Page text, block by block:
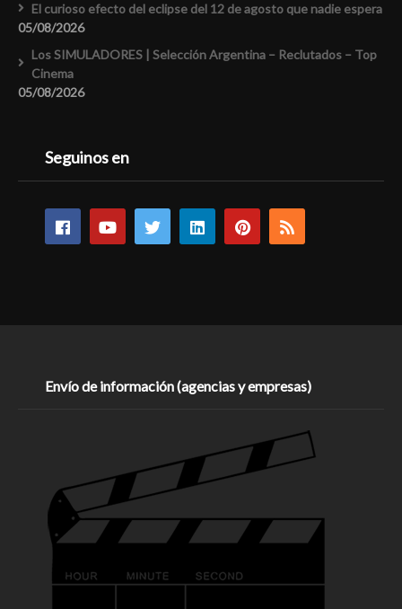
El curioso efecto del eclipse del 12 de agosto que nadie espera
05/08/2026
Los SIMULADORES | Selección Argentina – Reclutados – Top
Cinema
05/08/2026
Seguinos en
Envío de información (agencias y empresas)